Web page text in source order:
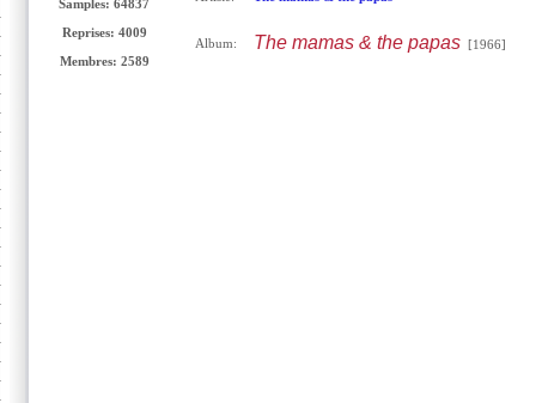
Samples: 64837
Reprises: 4009
Membres: 2589
Album: The mamas & the papas[1966]